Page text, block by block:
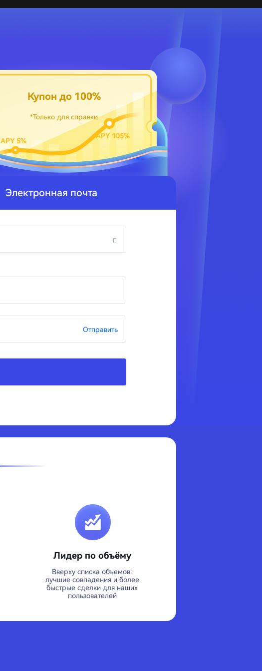
Купон до 100%
*Только для справки
APY 5%
APY 105%
Электронная почта
Отправить
Лидер по объёму
Вверху списка объемов:
лучшие совпадения и более
быстрые сделки для наших
пользователей